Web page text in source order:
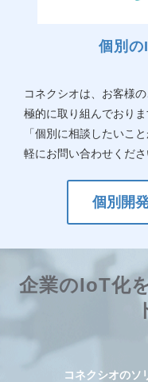
個別の
コネクシオは、お客様
極的に取り組んでおり
「個別に相談したいこ
軽にお問い合わせくださ
個別開
企業のIoT化
コネクシオのソ